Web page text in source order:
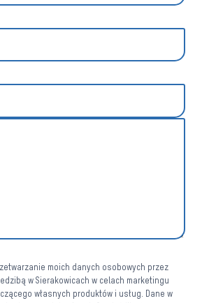
moich danych osobowych przez
w Sierakowicach w celach marketingu
własnych produktów i usług. Dane w